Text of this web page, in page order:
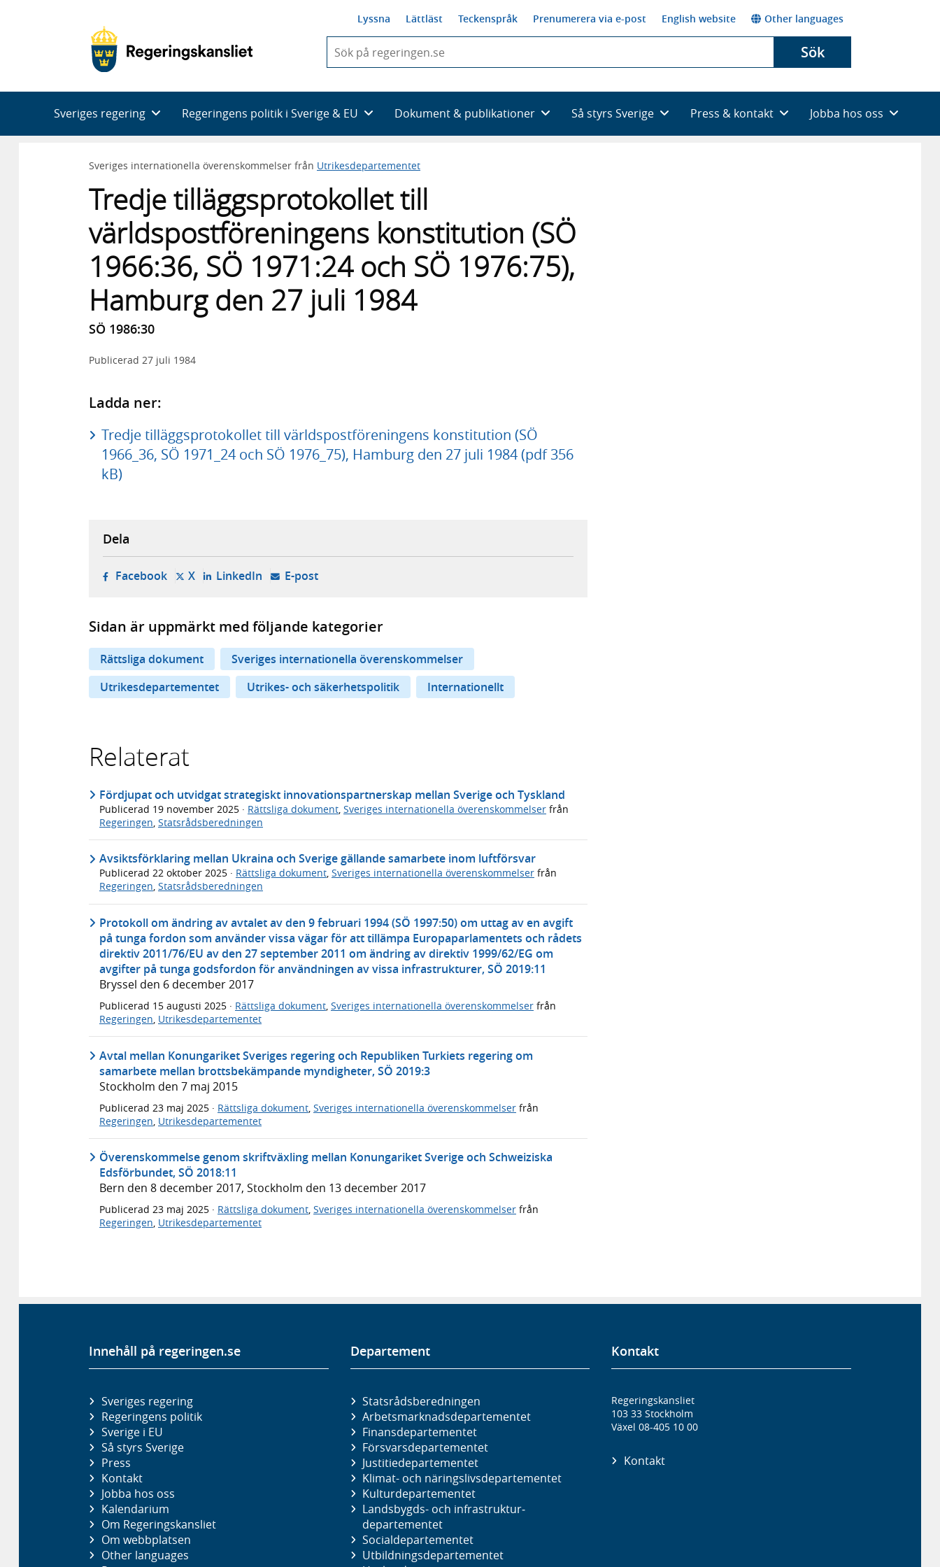
Lyssna Lättläst Teckenspråk Prenumerera via e-post English website Other languages
du
skriva
framträder
en
med
Sök
Sveriges regering Regeringens politik i Sverige & EU Dokument & publikationer Så styrs Sverige Press & kontakt Jobba hos oss
Sveriges internationella överenskommelser från Utrikesdepartementet
Tredje tilläggsprotokollet till
världspostföreningens konstitution (SÖ
1966:36, SÖ 1971:24 och SÖ 1976:75),
Hamburg den 27 juli 1984
SÖ 1986:30
Publicerad 27 juli 1984
Ladda ner:
Tredje tilläggsprotokollet till världspostföreningens konstitution (SÖ
1966_36, SÖ 1971_24 och SÖ 1976_75), Hamburg den 27 juli 1984 (pdf 356
kB)
Dela
Facebook- öppnas i ny flik, extern webbplats,
X- öppnas i ny flik, extern webbplats,
LinkedIn- öppnas i ny flik, extern webbplats,
E-post- öppnar din e-postklient,
Sidan är uppmärkt med följande kategorier
Rättsliga dokument
Sveriges internationella överenskommelser
Utrikesdepartementet
Utrikes- och säkerhetspolitik Internationellt
Relaterat
Fördjupat och utvidgat strategiskt innovationspartnerskap mellan Sverige och Tyskland
Publicerad 19 november 2025 · Rättsliga dokument Sveriges internationella överenskommelser från
Regeringen Statsrådsberedningen
Avsiktsförklaring mellan Ukraina och Sverige gällande samarbete inom luftförsvar
Publicerad 22 oktober 2025 · Rättsliga dokument, Sveriges internationella överenskommelser från
Regeringen, Statsrådsberedningen
Protokoll om ändring av avtalet av den 9 februari 1994 (SÖ 1997:50) om uttag av en avgift
på tunga fordon som använder vissa vägar för att tillämpa Europaparlamentets och rådets
direktiv 2011/76/EU av den 27 september 2011 om ändring av direktiv 1999/62/EG om
avgifter på tunga godsfordon för användningen av vissa infrastrukturer, SÖ 2019:11
Bryssel den 6 december 2017
Publicerad 15 augusti 2025 · Rättsliga dokument, Sveriges internationella överenskommelser från
Regeringen, Utrikesdepartementet
Avtal mellan Konungariket Sveriges regering och Republiken Turkiets regering om
samarbete mellan brottsbekämpande myndigheter, SÖ 2019:3
Stockholm den 7 maj 2015
Publicerad 23 maj 2025 · Rättsliga dokument Sveriges internationella överenskommelser från
Regeringen Utrikesdepartementet
Överenskommelse genom skriftväxling mellan Konungariket Sverige och Schweiziska
Edsförbundet, SÖ 2018:11
Bern den 8 december 2017, Stockholm den 13 december 2017
Publicerad 23 maj 2025 · Rättsliga dokument, Sveriges internationella överenskommelser från
Regeringen, Utrikesdepartementet
Innehåll på regeringen.se
Sveriges regering
Regeringens politik
Sverige i EU
Så styrs Sverige
Press
Kontakt
Jobba hos oss
Kalendarium
Om Regeringskansliet
Om webbplatsen
Other languages
Departement
Statsrådsberedningen
Arbetsmarknads­departementet
Finans­departementet
Försvars­departementet
Justitie­departementet
Klimat- och näringslivs­departementet
Kultur­departementet
Landsbygds- och infrastruktur­
departementet
Social­departementet
Utbildnings­departementet
Kontakt
Regeringskansliet
103 33 Stockholm
Växel 08-405 10 00
Kontakt